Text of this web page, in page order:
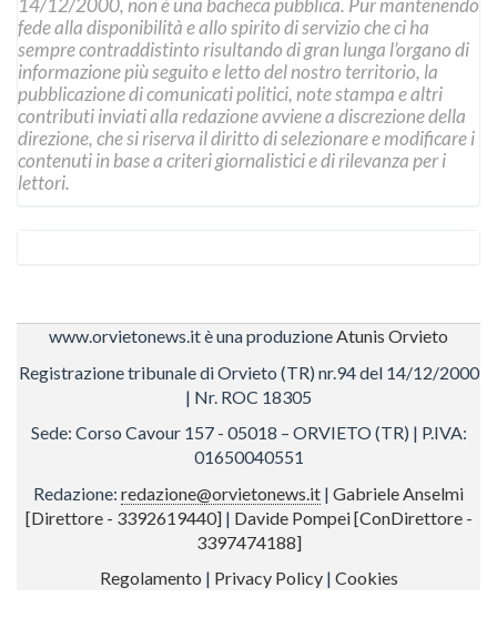
14/12/2000, non è una bacheca pubblica. Pur mantenendo
fede alla disponibilità e allo spirito di servizio che ci ha
sempre contraddistinto risultando di gran lunga l’organo di
informazione più seguito e letto del nostro territorio, la
pubblicazione di comunicati politici, note stampa e altri
contributi inviati alla redazione avviene a discrezione della
direzione, che si riserva il diritto di selezionare e modificare i
contenuti in base a criteri giornalistici e di rilevanza per i
lettori.
www.orvietonews.it è una produzioneAtunis Orvieto
Registrazione tribunale di Orvieto (TR) nr.94 del 14/12/2000
| Nr. ROC 18305
Sede: Corso Cavour 157 - 05018 – ORVIETO (TR) | P.IVA:
01650040551
Redazione: redazione@orvietonews.it | Gabriele Anselmi
[Direttore - 3392619440]| Davide Pompei [ConDirettore -
3397474188]
Regolamento | Privacy Policy| Cookies